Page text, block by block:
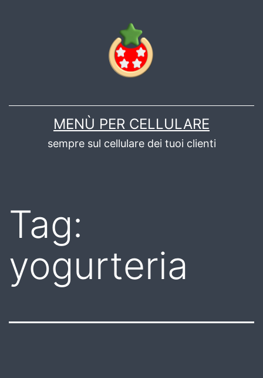
MENÙ PER CELLULARE
sempre sul cellulare dei tuoi clienti
Tag:
yogurteria